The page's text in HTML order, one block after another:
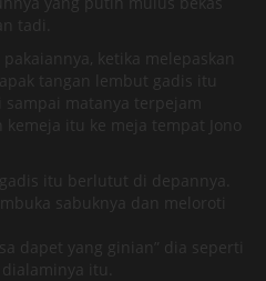
tadi.
ketika melepaskan
tangan lembut gadis itu
sampai matanya terpejam
itu ke meja tempat Jono
itu berlutut di depannya.
sabuknya dan meloroti
dapet yang ginian” dia seperti
itu.